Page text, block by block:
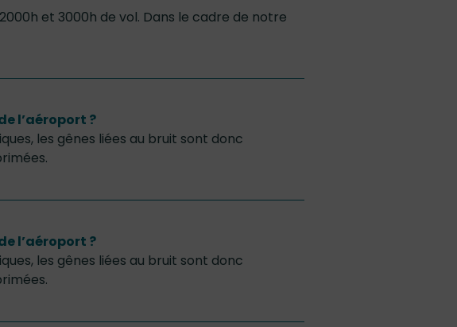
et 3000h de vol. Dans le cadre de notre
l’aéroport ?
les gênes liées au bruit sont donc
l’aéroport ?
les gênes liées au bruit sont donc